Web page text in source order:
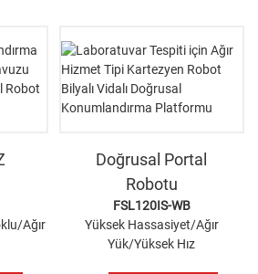
Ağır
Doğrusal Portal
Robotu
FSL120IS-WB
Yüksek Hassasiyet/Ağır
Yük/Yüksek Hız